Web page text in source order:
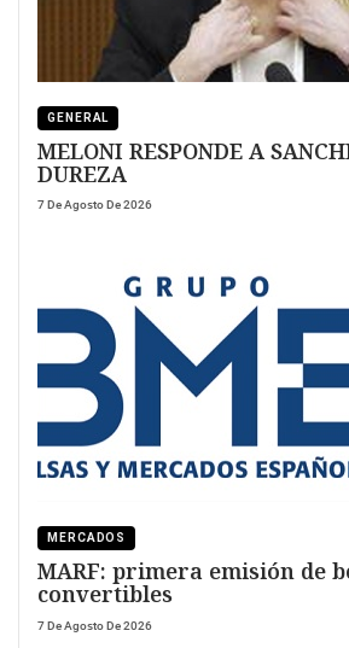
GENERAL
MELONI RESPONDE A SANCHEZ
DUREZA
7 De Agosto De 2026
MERCADOS
MARF: primera emisión de
convertibles
7 De Agosto De 2026